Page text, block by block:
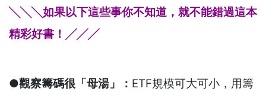
╲╲╲如果以下這些事你不知道，就不能錯過這本
精彩好書！╱╱╱
●觀察籌碼很「母湯」： ETF規模可大可小，用籌